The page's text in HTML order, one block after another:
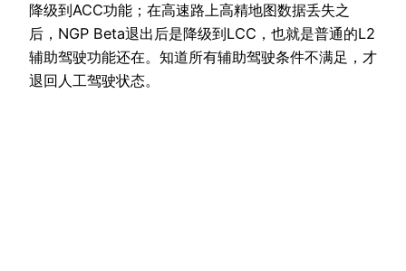
降级到ACC功能；在高速路上高精地图数据丢失之
后，NGP Beta退出后是降级到LCC，也就是普通的L2
辅助驾驶功能还在。知道所有辅助驾驶条件不满足，才
退回人工驾驶状态。